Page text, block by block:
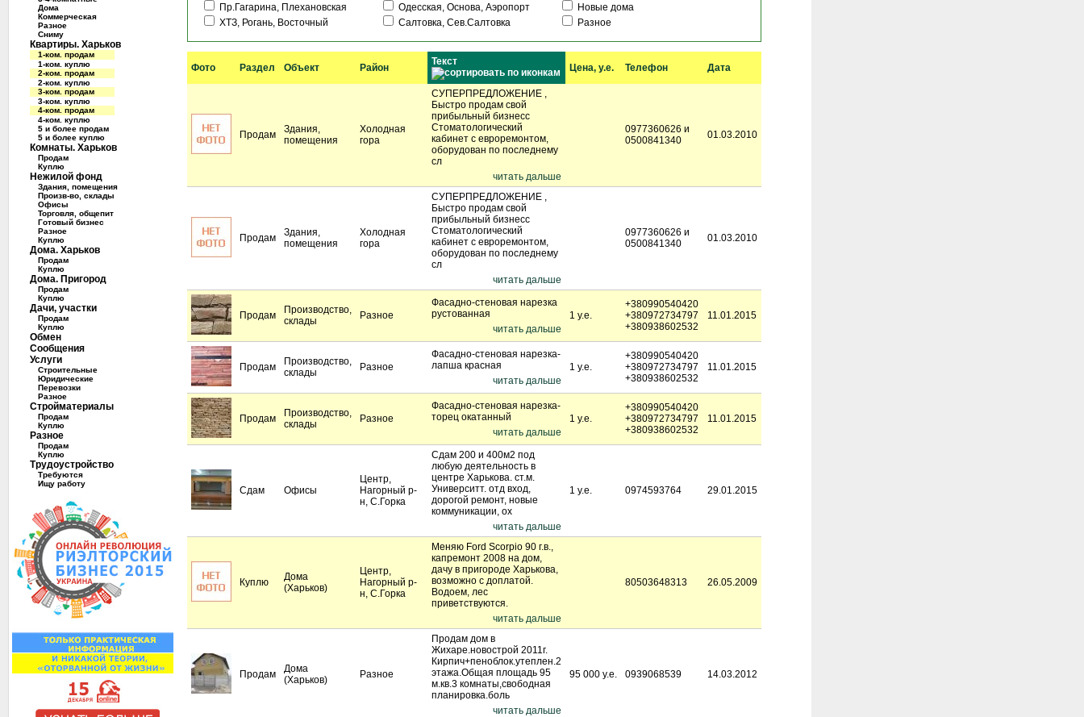
Дома
Коммерческая
Разное
Сниму
Квартиры. Харьков
1-ком. продам
1-ком. куплю
2-ком. продам
2-ком. куплю
3-ком. продам
3-ком. куплю
4-ком. продам
4-ком. куплю
5 и более продам
5 и более куплю
Комнаты. Харьков
Продам
Куплю
Нежилой фонд
Здания, помещения
Произв-во, склады
Офисы
Торговля, общепит
Готовый бизнес
Разное
Куплю
Дома. Харьков
Продам
Куплю
Дома. Пригород
Продам
Куплю
Дачи, участки
Продам
Куплю
Обмен
Сообщения
Услуги
Строительные
Юридические
Перевозки
Разное
Стройматериалы
Продам
Куплю
Разное
Продам
Куплю
Трудоустройство
Требуются
Ищу работу
Пр.Гагарина, Плехановская
Одесская, Основа, Аэропорт
Новые дома
ХТЗ, Рогань, Восточный
Салтовка, Сев.Салтовка Разное
Фото Раздел Объект Район
Текст
Цена, у.е. Телефон Дата
Продам
Здания,
помещения
Холодная
гора
СУПЕРПРЕДЛОЖЕНИЕ ,
Быстро продам свой
прибыльный бизнесс
Стоматологический
кабинет с евроремонтом,
оборудован по последнему
сл
читать дальше
0977360626 и
0500841340
01.03.2010
Продам
Здания,
помещения
Холодная
гора
СУПЕРПРЕДЛОЖЕНИЕ ,
Быстро продам свой
прибыльный бизнесс
Стоматологический
кабинет с евроремонтом,
оборудован по последнему
сл
читать дальше
0977360626 и
0500841340
01.03.2010
Продам
Производство,
склады
Разное
Фасадно-стеновая нарезка
рустованная
читать дальше
1 у.е.
+380990540420
+380972734797
+380938602532
11.01.2015
Продам
Производство,
склады
Разное
Фасадно-стеновая нарезка-
лапша красная
читать дальше
1 у.е.
+380990540420
+380972734797
+380938602532
11.01.2015
Продам
Производство,
склады
Разное
Фасадно-стеновая нарезка-
торец окатанный
читать дальше
1 у.е.
+380990540420
+380972734797
+380938602532
11.01.2015
Сдам Офисы
Центр,
Нагорный р-
н, С.Горка
Сдам 200 и 400м2 под
любую деятельность в
центре Харькова. ст.м.
Университт. отд вход,
дорогой ремонт, новые
коммуникации, ох
читать дальше
1 у.е. 0974593764 29.01.2015
Куплю
Дома
(Харьков)
Центр,
Нагорный р-
н, С.Горка
Меняю Ford Scorpio 90 г.в.,
капремонт 2008 на дом,
дачу в пригороде Харькова,
возможно с доплатой.
Водоем, лес
приветствуются.
читать дальше
80503648313 26.05.2009
Продам
Дома
(Харьков)
Разное
Продам дом в
Жихаре.новострой 2011г.
Кирпич+пеноблок.утеплен.2
этажа.Общая площадь 95
м.кв.3 комнаты,свободная
планировка.боль
читать дальше
95 000 у.е. 0939068539 14.03.2012